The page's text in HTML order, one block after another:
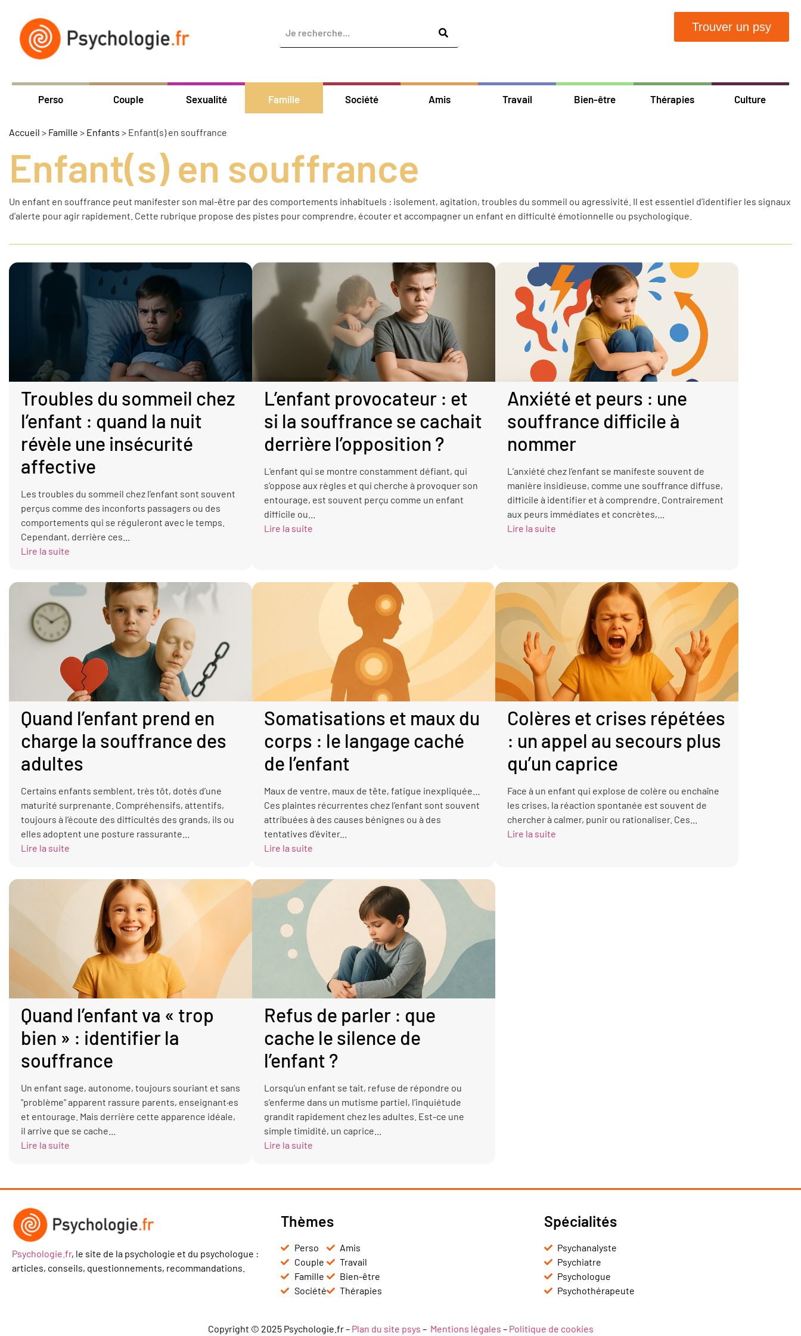
Trouver un psy
Perso Couple Sexualité Famille Société Amis Travail Bien-être Thérapies Culture
Accueil > Famille > Enfants > Enfant(s) en souffrance
Enfant(s) en souffrance
Un enfant en souffrance peut manifester son mal-être par des comportements inhabituels : isolement, agitation, troubles du sommeil ou agressivité. Il est essentiel d’identifier les signaux
d’alerte pour agir rapidement. Cette rubrique propose des pistes pour comprendre, écouter et accompagner un enfant en difficulté émotionnelle ou psychologique.
Troubles du sommeil chez
l’enfant : quand la nuit
révèle une insécurité
affective
Les troubles du sommeil chez l’enfant sont souvent
perçus comme des inconforts passagers ou des
comportements qui se réguleront avec le temps.
Cependant, derrière ces...
Lire la suite
L’enfant provocateur : et
si la souffrance se cachait
derrière l’opposition ?
L’enfant qui se montre constamment défiant, qui
s’oppose aux règles et qui cherche à provoquer son
entourage, est souvent perçu comme un enfant
difficile ou...
Lire la suite
Anxiété et peurs : une
souffrance difficile à
nommer
L’anxiété chez l’enfant se manifeste souvent de
manière insidieuse, comme une souffrance diffuse,
difficile à identifier et à comprendre. Contrairement
aux peurs immédiates et concrètes,...
Lire la suite
Quand l’enfant prend en
charge la souffrance des
adultes
Certains enfants semblent, très tôt, dotés d’une
maturité surprenante. Compréhensifs, attentifs,
toujours à l’écoute des difficultés des grands, ils ou
elles adoptent une posture rassurante...
Lire la suite
Somatisations et maux du
corps : le langage caché
de l’enfant
Maux de ventre, maux de tête, fatigue inexpliquée…
Ces plaintes récurrentes chez l’enfant sont souvent
attribuées à des causes bénignes ou à des
tentatives d’éviter...
Lire la suite
Colères et crises répétées
: un appel au secours plus
qu’un caprice
Face à un enfant qui explose de colère ou enchaîne
les crises, la réaction spontanée est souvent de
chercher à calmer, punir ou rationaliser. Ces...
Lire la suite
Quand l’enfant va « trop
bien » : identifier la
souffrance
Un enfant sage, autonome, toujours souriant et sans
"problème" apparent rassure parents, enseignant·es
et entourage. Mais derrière cette apparence idéale,
il arrive que se cache...
Lire la suite
Refus de parler : que
cache le silence de
l’enfant ?
Lorsqu’un enfant se tait, refuse de répondre ou
s’enferme dans un mutisme partiel, l’inquiétude
grandit rapidement chez les adultes. Est-ce une
simple timidité, un caprice...
Lire la suite
Psychologie.fr, le site de la psychologie et du psychologue :
articles, conseils, questionnements, recommandations.
Thèmes
Perso
Couple
Famille
Société
Amis
Travail
Bien-être
Thérapies
Spécialités
Psychanalyste
Psychiatre
Psychologue
Psychothérapeute
Copyright © 2025 Psychologie.fr – Plan du site psys – Mentions légales – Politique de cookies